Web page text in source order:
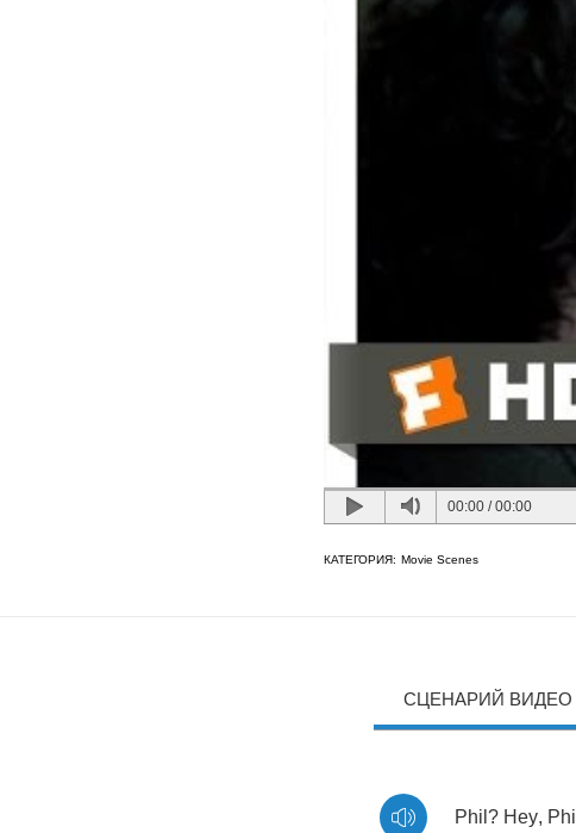
00:00 /00:00
КАТЕГОРИЯ: Movie Scenes
СЦЕНАРИЙ ВИДЕО
Phil ? Hey, Phil